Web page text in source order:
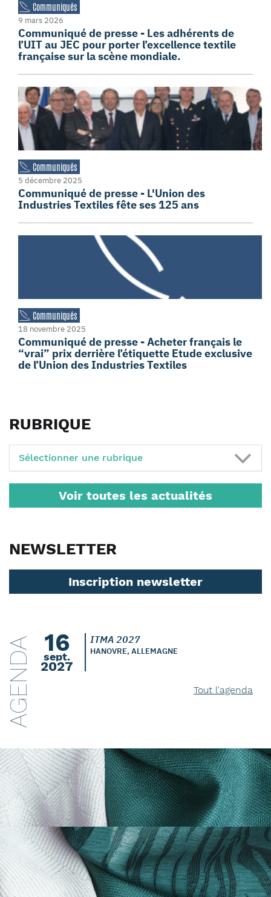
Communiqués
9 mars 2026
Communiqué de presse - Les adhérents de
l’UIT au JEC pour porter l’excellence textile
française sur la scène mondiale.
Communiqués
5 décembre 2025
Communiqué de presse - L'Union des
Industries Textiles fête ses 125 ans
Communiqués
18 novembre 2025
Communiqué de presse - Acheter français le
“vrai” prix derrière l’étiquette Etude exclusive
de l’Union des Industries Textiles
RUBRIQUE
Sélectionner une rubrique
Voir toutes les actualités
NEWSLETTER
Inscription newsletter
AGENDA 16
sept.
2027
ITMA 2027
HANOVRE, ALLEMAGNE
Tout l'agenda